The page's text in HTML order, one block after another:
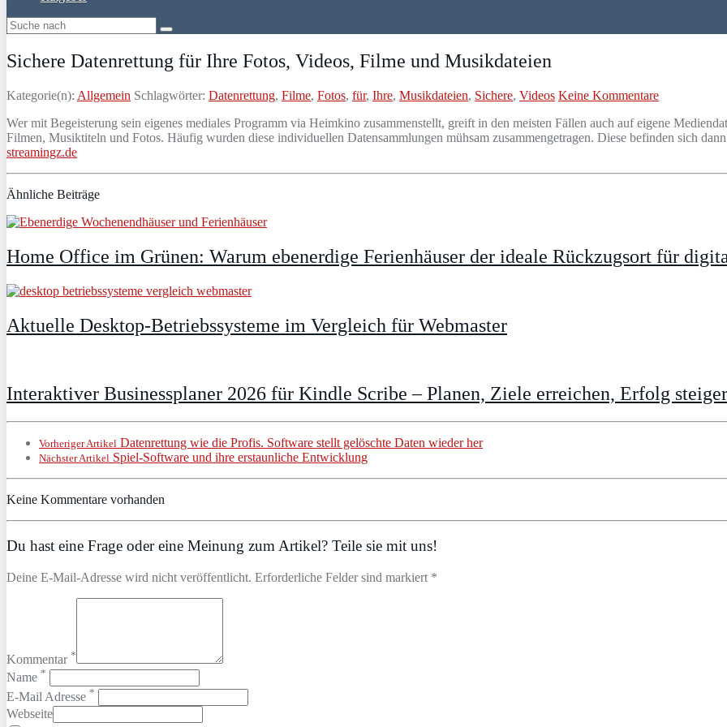
Sichere Datenrettung für Ihre Fotos, Videos, Filme und Musikdateien
Kategorie(n): Allgemein Schlagwörter: Datenrettung, Filme, Fotos, für, Ihre, Musikdateien, Sichere, Videos Keine Kommentare
Wer mit Begeisterung sein eigenes mediales Programm via Heimkino zusammenstellt, greift in den meisten Fällen auch auf eigene
Filmen, Musiktiteln und Fotos. Häufig wurden diese individuellen Datensammlungen mühsam zusammengetragen. Diese befinden sich
streamingz.de
Ähnliche Beiträge
Home Office im Grünen: Warum ebenerdige Ferienhäuser der ideale Rückzugsort für
Aktuelle Desktop-Betriebssysteme im Vergleich für Webmaster
Interaktiver Businessplaner 2026 für Kindle Scribe – Planen, Ziele erreichen, Erfolg
Vorheriger Artikel Datenrettung wie die Profis. Software stellt gelöschte Daten wieder her
Nächster Artikel Spiel-Software und ihre erstaunliche Entwicklung
Keine Kommentare vorhanden
Du hast eine Frage oder eine Meinung zum Artikel? Teile sie mit uns!
Deine E-Mail-Adresse wird nicht veröffentlicht. Erforderliche Felder sind markiert *
Kommentar *
Name *
E-Mail Adresse *
Webseite